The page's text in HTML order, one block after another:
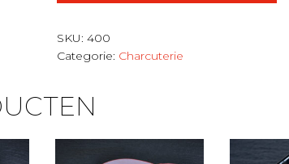
aantal
SKU:400
Categorie: Charcuterie